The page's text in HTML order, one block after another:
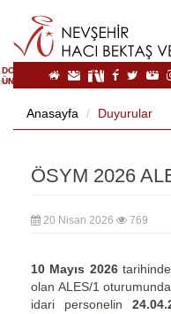
DOĞAL VE KÜLTÜREL MİRAS TURİZMİ
ÜNİVERSİTESİ
Anasayfa Duyurular
ÖSYM 2026
20 Nisan 2026 769
10 Mayıs 2026tarihinde
olan ALES/1
idari personelin